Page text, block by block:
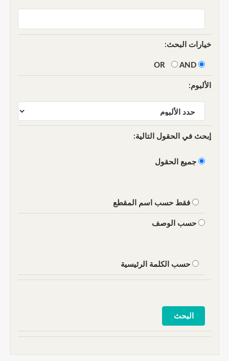
خيارات البحث:
AND
الألبوم:
إبحث في الحقول التالية:
جميع الحقول
فقط حسب اسم المقطع
حسب الوصف
حسب الكلمة الرئيسية